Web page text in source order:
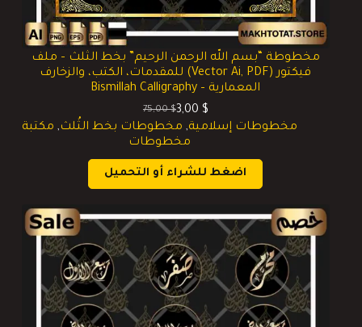
مخطوطة “بسم الله الرحمن الرحيم” بخط الثلث – ملف
فيكتور (Vector Ai, PDF) للمقدمات، الكتب، والزخارف
المعمارية – Bismillah Calligraphy
75,00$السعر
الأصلي
هو:
75,00 $.
3,00 $
السعر
الحالي
هو:
3,00 $.
مخطوطات إسلامية, مخطوطات بخط الثُلث, مكتبة
مخطوطات
اضغط للشراء أو التحميل